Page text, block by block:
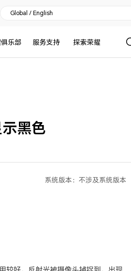
Global / English
乐部 服务支持 探索荣耀
黑色
系统版本： 不涉及系统版本